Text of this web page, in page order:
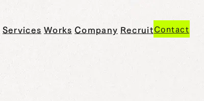
私
つ
Services 提
Works 制
Company 会
Recruit採
用
Contact